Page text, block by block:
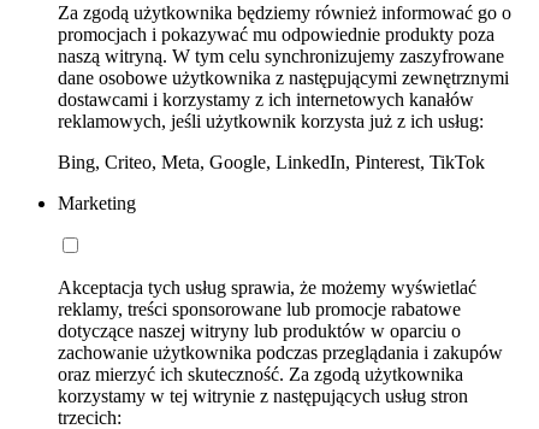
Za zgodą użytkownika będziemy również informować go o
promocjach i pokazywać mu odpowiednie produkty poza
naszą witryną. W tym celu synchronizujemy zaszyfrowane
dane osobowe użytkownika z następującymi zewnętrznymi
dostawcami i korzystamy z ich internetowych kanałów
reklamowych, jeśli użytkownik korzysta już z ich usług:
Bing, Criteo, Meta, Google, LinkedIn, Pinterest, TikTok
Marketing
Akceptacja tych usług sprawia, że możemy wyświetlać
reklamy, treści sponsorowane lub promocje rabatowe
dotyczące naszej witryny lub produktów w oparciu o
zachowanie użytkownika podczas przeglądania i zakupów
oraz mierzyć ich skuteczność. Za zgodą użytkownika
korzystamy w tej witrynie z następujących usług stron
trzecich: